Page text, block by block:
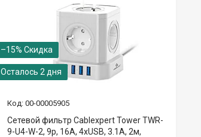
–15%
Осталось 2 дня
00-00005905
Сетевой фильтр Cablexpert Tower TWR-
9-U4-W-2, 9р, 16А, 4хUSB, 3.1А, 2м,